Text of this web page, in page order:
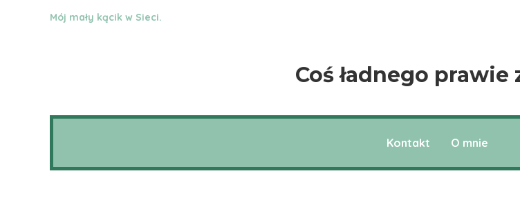
Mój mały kącik w Sieci.
Coś ładnego
Kontakt O mnie